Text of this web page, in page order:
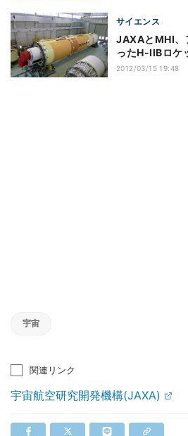
サイエンス
JAXAとMHI、
ったH-IIBロケ
2012/03/15 19:48
宇宙
関連リンク
宇宙航空研究開発機構(JAXA)